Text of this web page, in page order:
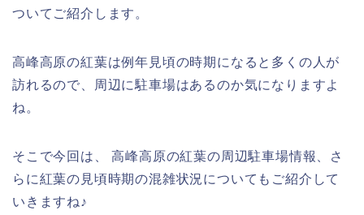
ついてご紹介します。
高峰高原の紅葉は例年見頃の時期になると多くの人が
訪れるので、周辺に駐車場はあるのか気になりますよ
ね。
そこで今回は、 高峰高原の紅葉の周辺駐車場情報、さ
らに紅葉の見頃時期の混雑状況についてもご紹介して
いきますね♪